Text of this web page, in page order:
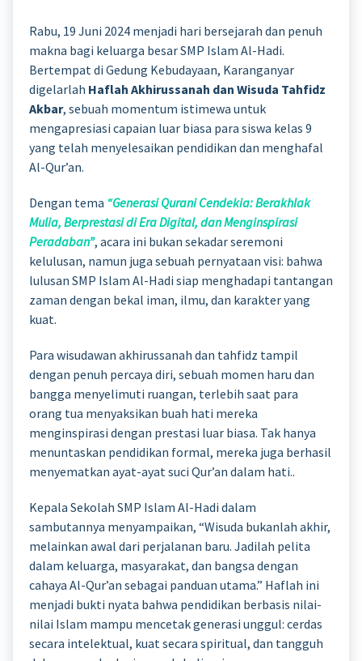
Rabu, 19 Juni 2024 menjadi hari bersejarah dan penuh
makna bagi keluarga besar SMP Islam Al-Hadi.
Bertempat di Gedung Kebudayaan, Karanganyar
digelarlah Haflah Akhirussanah dan Wisuda Tahfidz
Akbar, sebuah momentum istimewa untuk
mengapresiasi capaian luar biasa para siswa kelas 9
yang telah menyelesaikan pendidikan dan menghafal
Al-Qur’an.
Dengan tema “Generasi Qurani Cendekia: Berakhlak
Mulia, Berprestasi di Era Digital, dan Menginspirasi
Peradaban”, acara ini bukan sekadar seremoni
kelulusan, namun juga sebuah pernyataan visi: bahwa
lulusan SMP Islam Al-Hadi siap menghadapi tantangan
zaman dengan bekal iman, ilmu, dan karakter yang
kuat.
Para wisudawan akhirussanah dan tahfidz tampil
dengan penuh percaya diri, sebuah momen haru dan
bangga menyelimuti ruangan, terlebih saat para
orang tua menyaksikan buah hati mereka
menginspirasi dengan prestasi luar biasa. Tak hanya
menuntaskan pendidikan formal, mereka juga berhasil
menyematkan ayat-ayat suci Qur’an dalam hati..
Kepala Sekolah SMP Islam Al-Hadi dalam
sambutannya menyampaikan, “Wisuda bukanlah akhir,
melainkan awal dari perjalanan baru. Jadilah pelita
dalam keluarga, masyarakat, dan bangsa dengan
cahaya Al-Qur’an sebagai panduan utama.” Haflah ini
menjadi bukti nyata bahwa pendidikan berbasis nilai-
nilai Islam mampu mencetak generasi unggul: cerdas
secara intelektual, kuat secara spiritual, dan tangguh